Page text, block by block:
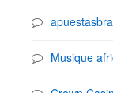
Musique